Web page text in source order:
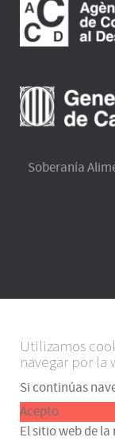
Soberanía
Utilizamos
navegar por la
Si continúas
Acepto
El sitio web de